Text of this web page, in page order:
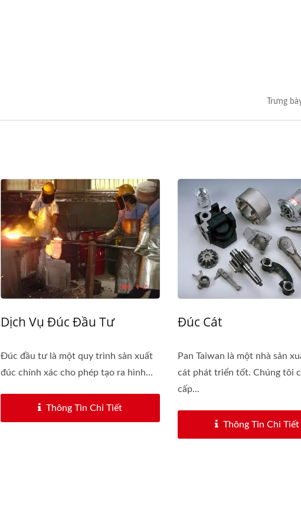
Trưng
Dịch Vụ Đúc Đầu Tư
Đúc đầu tư là một quy trình sản xuất
đúc chính xác cho phép tạo ra hình...
Thông Tin Chi Tiết
Đúc Cát
Pan Taiwan là một nhà sản
cát phát triển tốt. Chúng tôi
cấp...
Thông Tin Chi Tiết